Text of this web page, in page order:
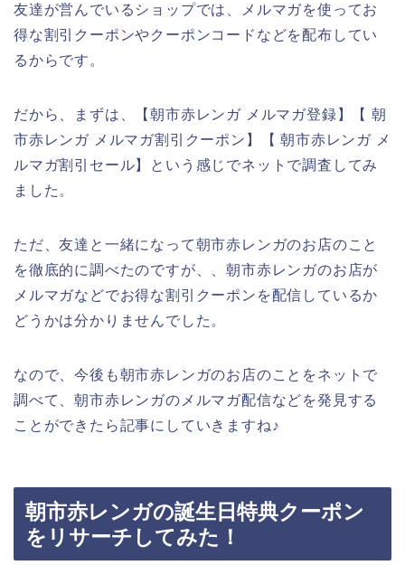
友達が営んでいるショップでは、メルマガを使ってお
得な割引クーポンやクーポンコードなどを配布してい
るからです。
だから、まずは、【朝市赤レンガ メルマガ登録】【 朝
市赤レンガ メルマガ割引クーポン】【 朝市赤レンガ メ
ルマガ割引セール】という感じでネットで調査してみ
ました。
ただ、友達と一緒になって朝市赤レンガのお店のこと
を徹底的に調べたのですが、、朝市赤レンガのお店が
メルマガなどでお得な割引クーポンを配信しているか
どうかは分かりませんでした。
なので、今後も朝市赤レンガのお店のことをネットで
調べて、朝市赤レンガのメルマガ配信などを発見する
ことができたら記事にしていきますね♪
朝市赤レンガの誕生日特典クーポン
をリサーチしてみた！